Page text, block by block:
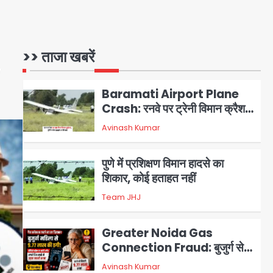
>> ताजा खबरें
2
Crash: रनवे पर ट्रेनी विमान क्रैश,
3
पुणे में प्रशिक्षण विमान हादसे का
शिकार, कोई हताहत नहीं
Team JHJ
4
Greater Noida Gas
Connection Fraud: बुजुर्ग से
फ्रॉड
Taylor Swift: ट्रंप कैंपेन-व्हाइट